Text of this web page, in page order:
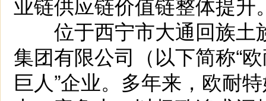
位于西宁市大通回族土
集团有限公司（以下简称“
巨人”企业。多年来，欧耐